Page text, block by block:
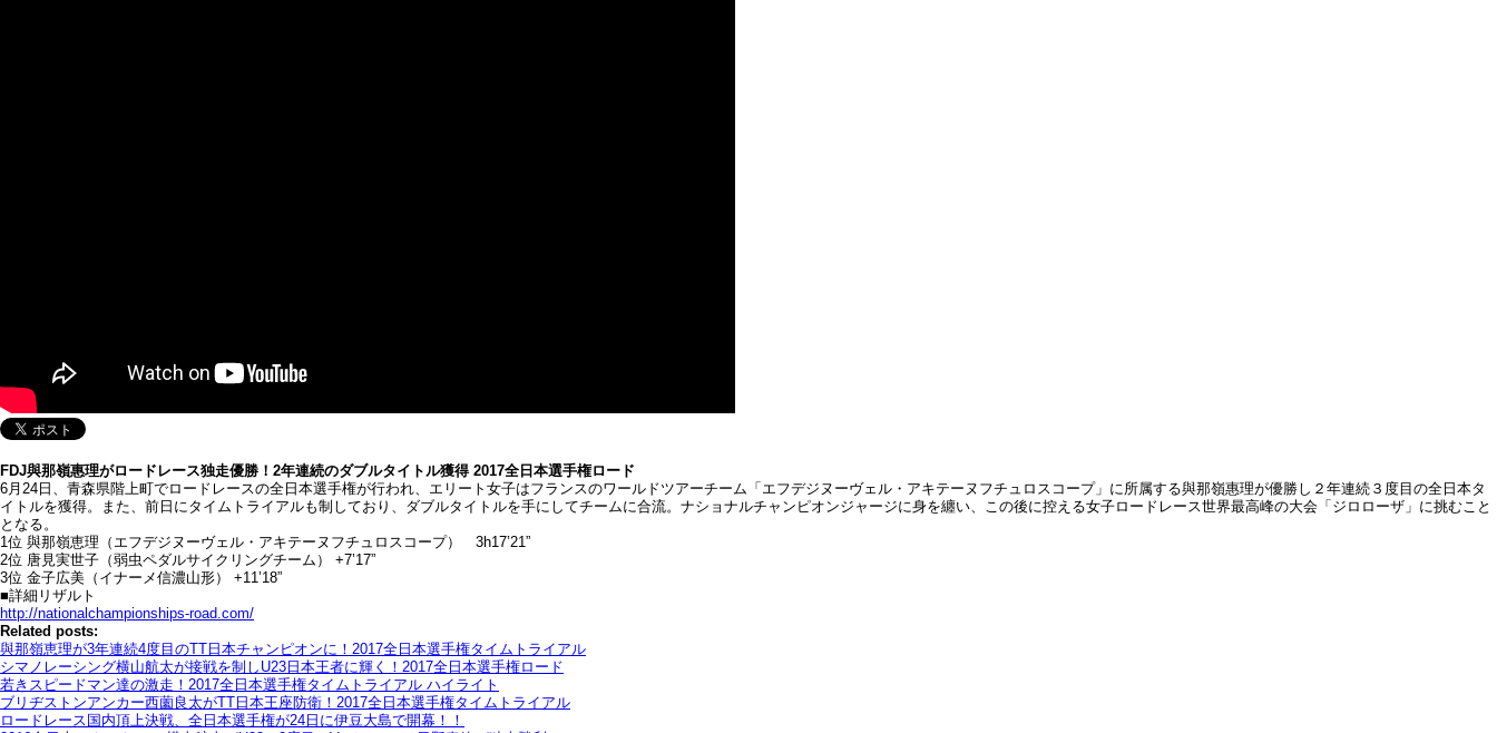
FDJ與那嶺惠理がロードレース独走優勝！2年連続のダブルタイトル獲得 2017全日本選手権ロード
6月24日、青森県階上町でロードレースの全日本選手権が行われ、エリート女子はフランスのワールドツアーチーム「エフデジヌーヴェル・アキテーヌフチュロスコープ」に所属する與那嶺惠理が優勝し２年連続３度目の全日本タ
イトルを獲得。また、前日にタイムトライアルも制しており、ダブルタイトルを手にしてチームに合流。ナショナルチャンピオンジャージに身を纏い、この後に控える女子ロードレース世界最高峰の大会「ジロローザ」に挑むこと
となる。
1位 與那嶺恵理（エフデジヌーヴェル・アキテーヌフチュロスコープ） 3h17’21”
2位 唐見実世子（弱虫ペダルサイクリングチーム） +7’17”
3位 金子広美（イナーメ信濃山形） +11’18”
■詳細リザルト
http://nationalchampionships-road.com/
Related posts:
與那嶺恵理が3年連続4度目のTT日本チャンピオンに！2017全日本選手権タイムトライアル
シマノレーシング横山航太が接戦を制しU23日本王者に輝く！2017全日本選手権ロード
若きスピードマン達の激走！2017全日本選手権タイムトライアル ハイライト
ブリヂストンアンカー西薗良太がTT日本王座防衛！2017全日本選手権タイムトライアル
ロードレース国内頂上決戦、全日本選手権が24日に伊豆大島で開幕！！